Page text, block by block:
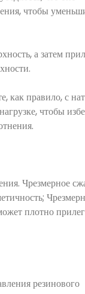
чтобы
а затем
как правило, с
чтобы
Чрезмерное
плотно
резинового